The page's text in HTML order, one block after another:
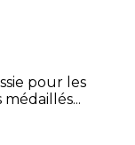
pour les